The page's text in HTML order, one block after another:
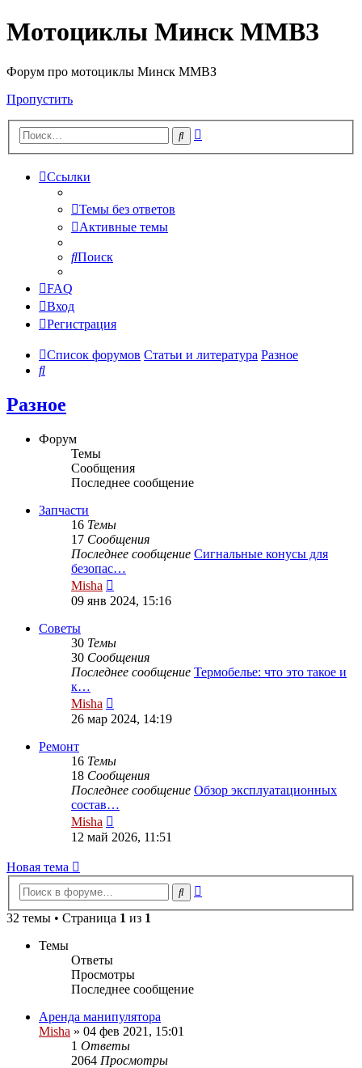
Мотоциклы Минск ММВЗ
Форум про мотоциклы Минск ММВЗ
Пропустить
Поиск
Ссылки
Темы без ответов
Активные темы
Поиск
FAQ
Вход
Регистрация
Список форумов Статьи и литература Разное
Поиск
Разное
Форум
Темы
Сообщения
Последнее сообщение
Запчасти
16 Темы
17 Сообщения
Последнее сообщение Сигнальные конусы для
безопас…
Misha
к
последнему
09 янв 2024, 15:16
Советы
30 Темы
30 Сообщения
Последнее сообщение Термобелье: что это такое и
к…
Misha
к
последнему
26 мар 2024, 14:19
Ремонт
16 Темы
18 Сообщения
Последнее сообщение Обзор эксплуатационных
состав…
Misha
к
последнему
12 май 2026, 11:51
Новая тема
Поиск
32 темы • Страница 1 из 1
Темы
Ответы
Просмотры
Последнее сообщение
Аренда манипулятора
Misha » 04 фев 2021, 15:01
1 Ответы
2064 Просмотры